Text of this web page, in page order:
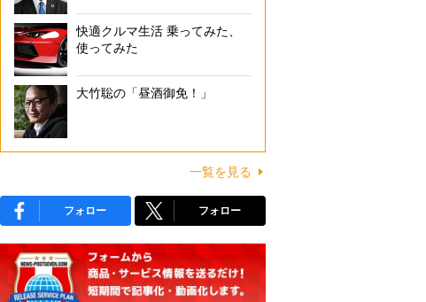
快適クルマ生活 乗ってみた、
使ってみた
大竹聡の「昼酒御免！」
一覧を見る
フォロー フォロー